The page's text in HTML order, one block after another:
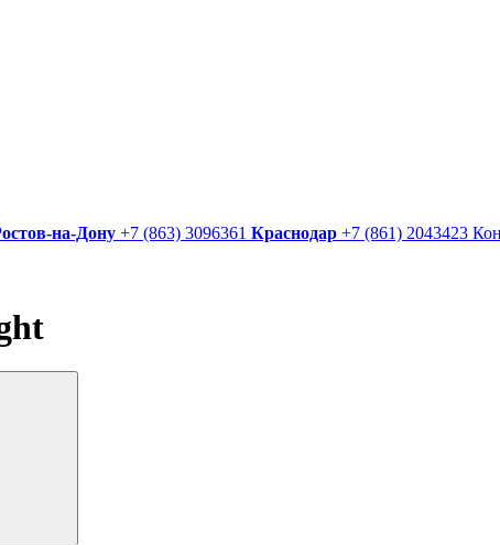
на-Дону +7 (863) 3096361 Краснодар +7 (861) 2043423